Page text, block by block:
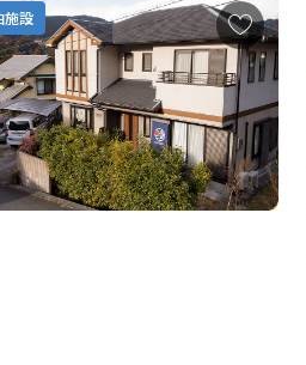
施設
お
気
に
入
り
に
追
加